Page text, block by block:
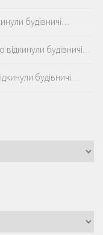
будівничі…
будівничі…
будівничі…